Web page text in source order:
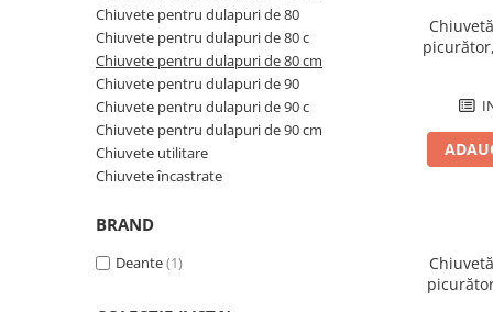
Panouri si usi de dus
Cadite de dus
Rigole de dus
Mobilier baie
Seturi mobilier baie
Dulapuri baza si blaturi lavoar
Dulapuri cu oglinda
Oglinzi baie, oglinzi cosmetice si
corpuri de iluminat
Accesorii baie
Chiuvete pentru dulapuri de 80
Chiuvete pentru dulapuri de 80 c
Chiuvete pentru dulapuri de 80 cm
Chiuvete pentru dulapuri de 90
Chiuvete pentru dulapuri de 90 c
Chiuvete pentru dulapuri de 90 cm
Chiuvete utilitare
Chiuvete încastrate
BRAND
Deante(1)